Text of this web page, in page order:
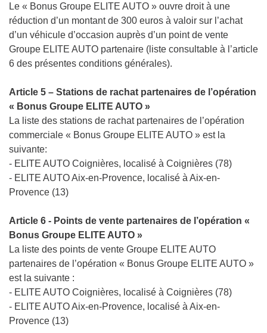
Le « Bonus Groupe ELITE AUTO » ouvre droit à une
réduction d’un montant de 300 euros à valoir sur l’achat
d’un véhicule d’occasion auprès d’un point de vente
Groupe ELITE AUTO partenaire (liste consultable à l’article
6 des présentes conditions générales).
Article 5 – Stations de rachat partenaires de l’opération
« Bonus Groupe ELITE AUTO »
La liste des stations de rachat partenaires de l’opération
commerciale « Bonus Groupe ELITE AUTO » est la
suivante:
- ELITE AUTO Coignières, localisé à Coignières (78)
- ELITE AUTO Aix-en-Provence, localisé à Aix-en-
Provence (13)
Article 6 - Points de vente partenaires de l’opération «
Bonus Groupe ELITE AUTO »
La liste des points de vente Groupe ELITE AUTO
partenaires de l’opération « Bonus Groupe ELITE AUTO »
est la suivante :
- ELITE AUTO Coignières, localisé à Coignières (78)
- ELITE AUTO Aix-en-Provence, localisé à Aix-en-
Provence (13)